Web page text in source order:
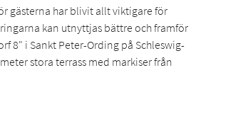
gästerna har blivit allt viktigare för
kan utnyttjas bättre och framför
8" i Sankt Peter-Ording på Schleswig-
stora terrass med markiser från